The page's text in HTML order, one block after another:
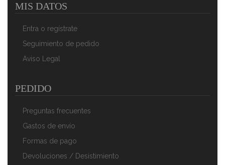
MIS DATOS
Entra o regístrate
Seguimiento de pedido
Aviso Legal
PEDIDO
Preguntas frecuentes
Gastos de envío
Formas de pago
Devoluciones / Desistimiento